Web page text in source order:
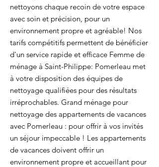
nettoyons chaque recoin de votre espace
avec soin et précision, pour un
environnement propre et agréable! Nos
tarifs compétitifs permettent de bénéficier
d'un service rapide et efficace Femme de
ménage à Saint-Philippe: Pomerleau met
à votre disposition des équipes de
nettoyage qualifiées pour des résultats
irréprochables. Grand ménage pour
nettoyage des appartements de vacances
avec Pomerleau : pour offrir à vos invités
un séjour impeccable ! Les appartements
de vacances doivent offrir un
environnement propre et accueillant pour